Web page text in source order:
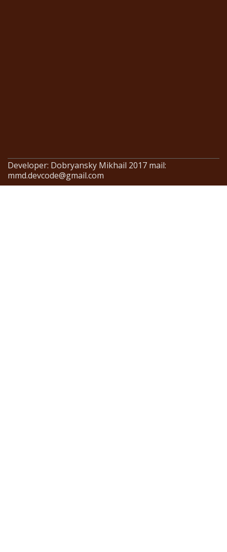
Developer: Dobryansky Mikhail 2017 mail:
mmd.devcode@gmail.com